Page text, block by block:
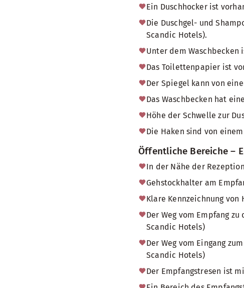
Ein Duschhocker ist
Die Duschgel- und
Scandic Hotels).
Unter dem
Das Toilettenpapier ist
Der Spiegel kann von
Das Waschbecken hat
Höhe der Schwelle zur
Die Haken sind von
Öffentliche Bereiche –
In der Nähe der
Gehstockhalter am
Klare Kennzeichnung
Der Weg vom Empfang
Scandic Hotels)
Der Weg vom Eingang
Scandic Hotels)
Der Empfangstresen ist